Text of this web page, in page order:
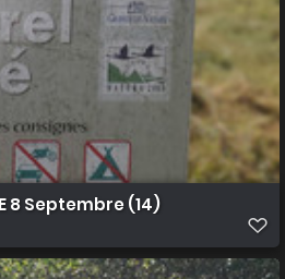
8 Septembre (14)